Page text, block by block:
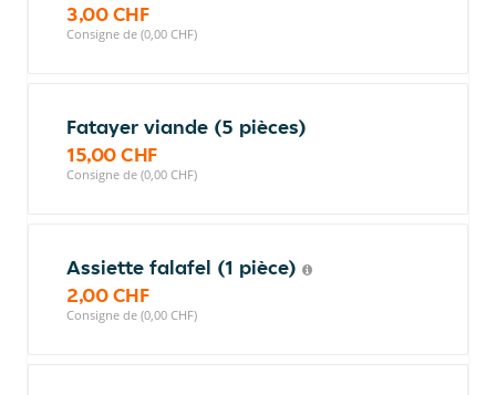
3,00 CHF
Consigne de (0,00 CHF)
Fatayer viande (5 pièces)
15,00 CHF
Consigne de (0,00 CHF)
Assiette falafel (1 pièce)
2,00 CHF
Consigne de (0,00 CHF)